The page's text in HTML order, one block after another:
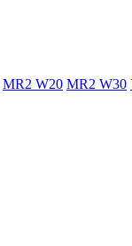
MR2 W20 MR2 W30